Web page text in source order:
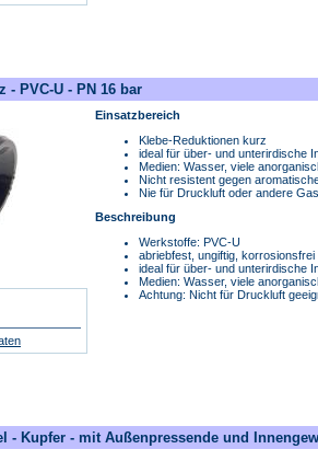
- PVC-U - PN 16 bar
Einsatzbereich
Klebe-Reduktionen kurz
ideal für über- und unterirdische
Medien: Wasser, viele
Nicht resistent gegen
Nie für Druckluft oder andere
Beschreibung
Werkstoffe: PVC-U
abriebfest, ungiftig, korrosionsfrei
ideal für über- und unterirdische
Medien: Wasser, viele
Achtung: Nicht für Druckluft
- Kupfer - mit Außenpressende und